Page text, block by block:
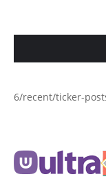
6/recent/ticker-